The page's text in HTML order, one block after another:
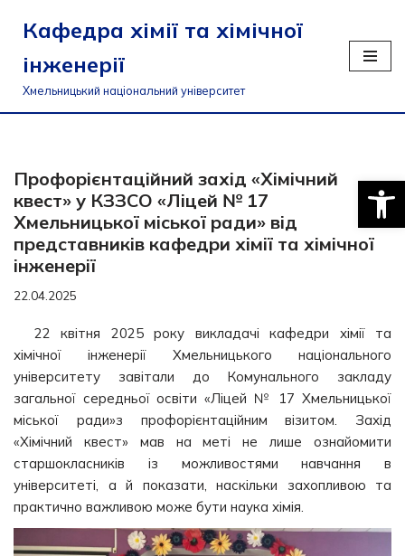
Перейти
до
вмісту
Кафедра хімії та хімічної
інженерії
Хмельницький національний університет
Профорієнтаційний захід «Хімічний
квест» у КЗЗСО «Ліцей № 17
Хмельницької міської ради» від
представників кафедри хімії та хімічної
інженерії
22.04.2025
22 квітня 2025 року викладачі кафедри хімії та
хімічної інженерії Хмельницького національного
університету завітали до Комунального закладу
загальної середньої освіти «Ліцей № 17 Хмельницької
міської ради»з профорієнтаційним візитом. Захід
«Хімічний квест» мав на меті не лише ознайомити
старшокласників із можливостями навчання в
університеті, а й показати, наскільки захопливою та
практично важливою може бути наука хімія.